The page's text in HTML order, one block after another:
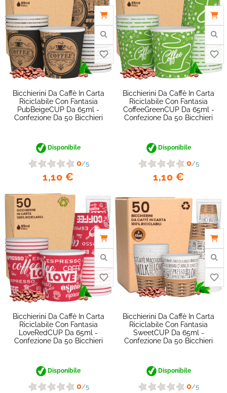
Bicchierini Da Caffè In Carta
Riciclabile Con Fantasia
PubBeigeCUP Da 65ml -
Confezione Da 50 Bicchieri
Disponibile
0/5
1,10 €
Bicchierini Da Caffè In Carta
Riciclabile Con Fantasia
CoffeeGreenCUP Da 65ml -
Confezione Da 50 Bicchieri
Disponibile
0/5
1,10 €
Bicchierini Da Caffè In Carta
Riciclabile Con Fantasia
LoveRedCUP Da 65ml -
Confezione Da 50 Bicchieri
Disponibile
0/5
Bicchierini Da Caffè In Carta
Riciclabile Con Fantasia
SweetCUP Da 65ml -
Confezione Da 50 Bicchieri
Disponibile
0/5